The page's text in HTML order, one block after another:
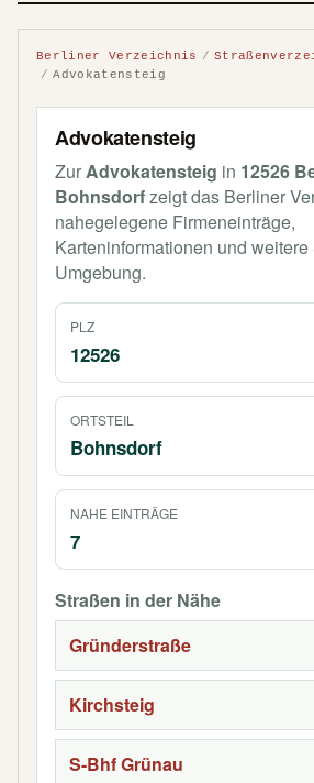
Berliner Verzeichnis
Advokatensteig
Advokatensteig
ZurAdvokatensteig in 12526
Bohnsdorfzeigt das Berliner
nahegelegene Firmeneinträge,
Karteninformationen und
Umgebung.
PLZ
12526
ORTSTEIL
Bohnsdorf
NAHE EINTRÄGE
7
Straßen in der Nähe
Gründerstraße
Kirchsteig
S-Bhf Grünau